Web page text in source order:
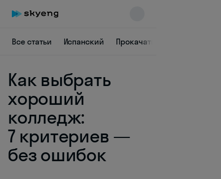
Все статьи Испанский Прокачать язык
Как выбрать
хороший
колледж:
7 критериев —
без ошибок
Skyeng Chat
online